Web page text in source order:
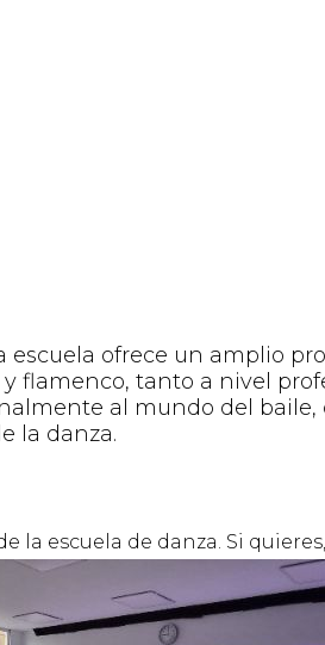
escuela ofrece un amplio
flamenco, tanto a nivel
al mundo del
la danza.
la escuela de danza. Si